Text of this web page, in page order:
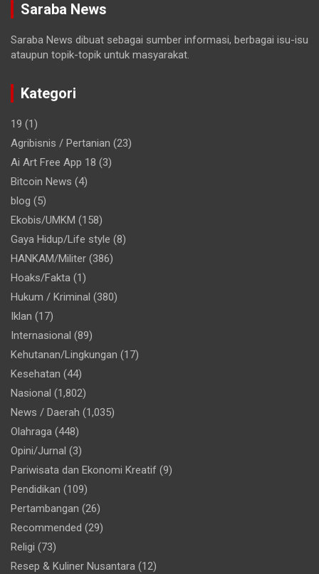
Saraba News
Saraba News dibuat sebagai sumber informasi, berbagai isu-isu
ataupun topik-topik untuk masyarakat.
Kategori
19 (1)
Agribisnis / Pertanian (23)
Ai Art Free App 18 (3)
Bitcoin News (4)
blog (5)
Ekobis/UMKM (158)
Gaya Hidup/Life style (8)
HANKAM/Militer (386)
Hoaks/Fakta (1)
Hukum / Kriminal (380)
Iklan (17)
Internasional (89)
Kehutanan/Lingkungan (17)
Kesehatan (44)
Nasional (1,802)
News / Daerah (1,035)
Olahraga (448)
Opini/Jurnal (3)
Pariwisata dan Ekonomi Kreatif (9)
Pendidikan (109)
Pertambangan (26)
Recommended (29)
Religi (73)
Resep & Kuliner Nusantara (12)